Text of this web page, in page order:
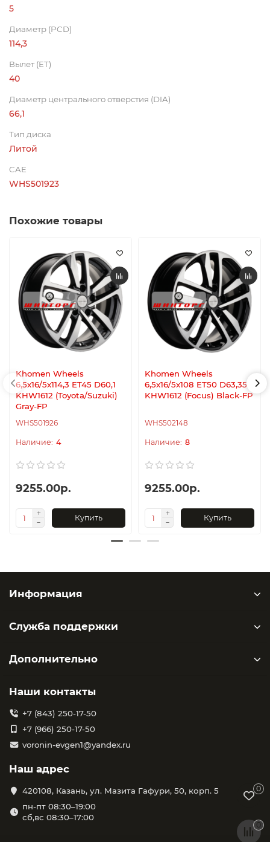
5
Диаметр (PCD)
114,3
Вылет (ET)
40
Диаметр центрального отверстия (DIA)
66,1
Тип диска
Литой
CAE
WHS501923
Похожие товары
Khomen Wheels
6,5x16/5x114,3 ET45 D60,1
KHW1612 (Toyota/Suzuki)
Gray-FP
WHS501926
4
9255.00р.
Купить
Khomen Wheels
6,5x16/5x108 ET50 D63,35
KHW1612 (Focus) Black-FP
WHS502148
8
9255.00р.
Купить
Информация
Служба поддержки
Дополнительно
Наши контакты
+7 (843) 250-17-50
+7 (966) 250-17-50
voronin-evgen1@yandex.ru
Наш адрес
420108, Казань, ул. Мазита Гафури, 50, корп. 5
пн-пт 08:30–19:00
сб,вс 08:30–17:00
0
0